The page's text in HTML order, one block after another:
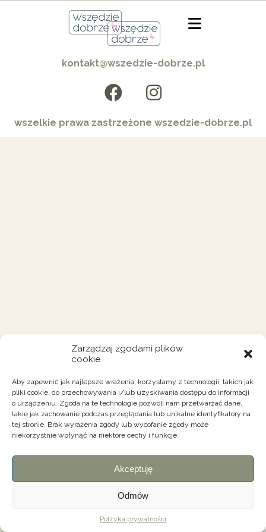
Zarządzaj zgodami plików
cookie
Aby zapewnić jak najlepsze wrażenia, korzystamy z technologii, takich jak
pliki cookie, do przechowywania i/lub uzyskiwania dostępu do informacji
o urządzeniu. Zgoda na te technologie pozwoli nam przetwarzać dane,
takie jak zachowanie podczas przeglądania lub unikalne identyfikatory na
tej stronie. Brak wyrażenia zgody lub wycofanie zgody może
niekorzystnie wpłynąć na niektóre cechy i funkcje.
Akceptuję
Odmów
Polityka prywatności
kontakt@wszedzie-dobrze.pl
wszelkie prawa zastrzeżone wszedzie-dobrze.pl